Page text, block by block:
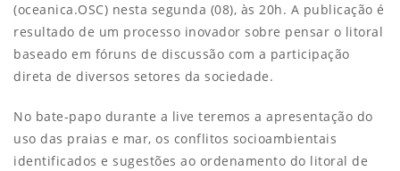
(oceanica.OSC) nesta segunda (08), às 20h. A publicação é
resultado de um processo inovador sobre pensar o litoral
baseado em fóruns de discussão com a participação
direta de diversos setores da sociedade.
No bate-papo durante a live teremos a apresentação do
uso das praias e mar, os conflitos socioambientais
identificados e sugestões ao ordenamento do litoral de